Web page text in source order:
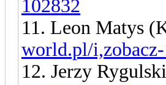
102832
11. Leon Matys
world.pl/
12. Jerzy